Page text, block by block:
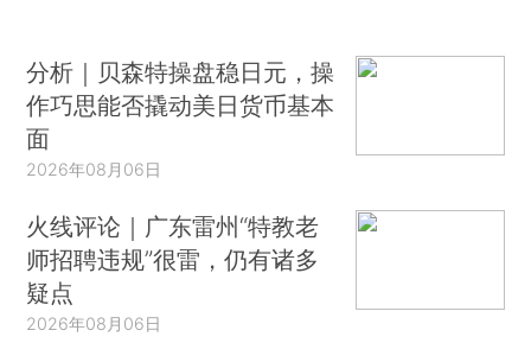
分析｜贝森特操盘稳日元，操
作巧思能否撬动美日货币基本
面
2026年08月06日
火线评论｜广东雷州“特教老
师招聘违规”很雷，仍有诸多
疑点
2026年08月06日